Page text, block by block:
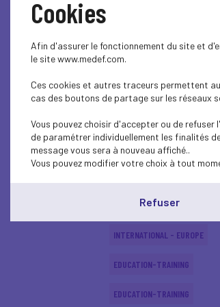
SOCIAL
SOCIAL
EDUCATION-TRAINING
ECONOMY
INTERNATIONAL - EUROPE
EDUCATION-TRAINING
EDUCATION-TRAINING
Cookies
Afin d'assurer le fonctionnement du site et
le site www.medef.com.
Ces cookies et autres traceurs permettent
cas des boutons de partage sur les réseaux
Vous pouvez choisir d'accepter ou de
de paramétrer individuellement les finalités
message vous sera à nouveau affiché..
Vous pouvez modifier votre choix à tout
Refuser